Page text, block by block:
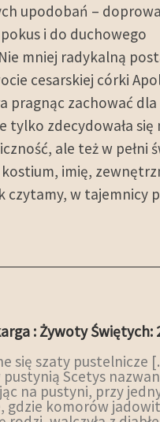
upodobań –
i do duchowego
mniej radykalną
cesarskiej córki
pragnąc zachować dla
tylko zdecydowała się
ale też w pełni
kostium, imię,
czytamy, w tajemnicy
: Żywoty Świętych:
się szaty pustelnicze
pustynią Scetys
na pustyni, przy
gdzie komorów